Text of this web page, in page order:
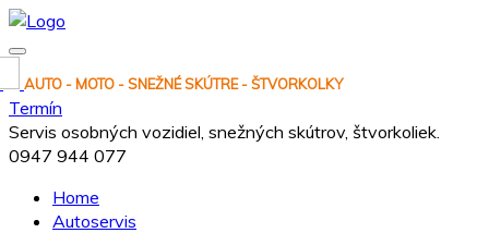
AUTO - MOTO - SNEŽNÉ SKÚTRE - ŠTVORKOLKY
Termín
Servis osobných vozidiel, snežných skútrov, štvorkoliek.
0947 944 077
Home
Autoservis